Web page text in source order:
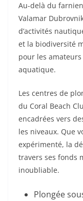
Au-delà du
Valamar
d’activités
et la biodiversité
pour les
aquatique.
Les centres de
du Coral Beach
encadrées vers
les niveaux. Que
expérimenté, la
travers ses fonds
inoubliable.
Plongée